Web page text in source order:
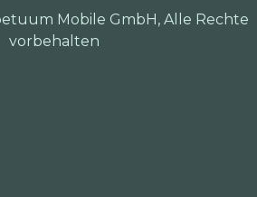
Mobile GmbH, Alle Rechte
vorbehalten